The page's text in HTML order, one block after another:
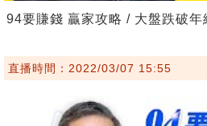
94要賺錢 贏家攻略 / 大盤跌破年
直播時間：2022/03/07 15:55